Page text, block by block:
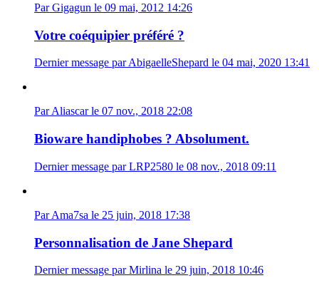
Par Gigagun le 09 mai, 2012 14:26
Votre coéquipier préféré ?
Dernier message par AbigaelleShepard le 04 mai, 2020 13:41
Par Aliascar le 07 nov., 2018 22:08
Bioware handiphobes ? Absolument.
Dernier message par LRP2580 le 08 nov., 2018 09:11
Par Ama7sa le 25 juin, 2018 17:38
Personnalisation de Jane Shepard
Dernier message par Mirlina le 29 juin, 2018 10:46